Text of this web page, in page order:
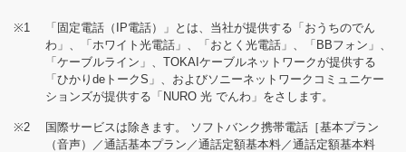
※1
「固定電話（IP電話）」とは、当社が提供する「おうちのでん
わ」、「ホワイト光電話」、「おとく光電話」、「BBフォン」、
「ケーブルライン」、TOKAIケーブルネットワークが提供する
「ひかりdeトークS」、およびソニーネットワークコミュニケー
ションズが提供する「NURO 光 でんわ」をさします。
※2
国際サービスは除きます。 ソフトバンク携帯電話［基本プラン
（音声）／通話基本プラン／通話定額基本料／通話定額基本料